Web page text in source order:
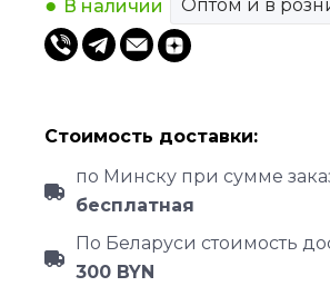
В наличии Оптом и в
Стоимость доставки:
по Минску при сумме
бесплатная
По Беларуси стоимость
300 BYN